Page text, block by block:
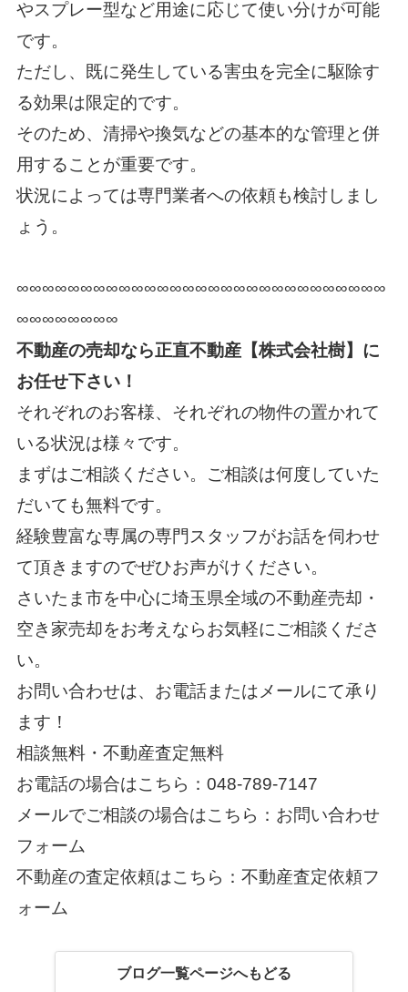
やスプレー型など用途に応じて使い分けが可能
です。
ただし、既に発生している害虫を完全に駆除す
る効果は限定的です。
そのため、清掃や換気などの基本的な管理と併
用することが重要です。
状況によっては専門業者への依頼も検討しまし
ょう。
∞∞∞∞∞∞∞∞∞∞∞∞∞∞∞∞∞∞∞∞∞∞∞∞∞∞∞∞∞
∞∞∞∞∞∞∞∞
不動産の売却なら正直不動産【株式会社樹】に
お任せ下さい！
それぞれのお客様、それぞれの物件の置かれて
いる状況は様々です。
まずはご相談ください。ご相談は何度していた
だいても無料です。
経験豊富な専属の専門スタッフがお話を伺わせ
て頂きますのでぜひお声がけください。
さいたま市を中心に埼玉県全域の不動産売却・
空き家売却をお考えならお気軽にご相談くださ
い。
お問い合わせは、お電話またはメールにて承り
ます！
相談無料・不動産査定無料
お電話の場合はこちら：048-789-7147
メールでご相談の場合はこちら： お問い合わせ
フォーム
不動産の査定依頼はこちら： 不動産査定依頼フ
ォーム
ブログ一覧ページへもどる